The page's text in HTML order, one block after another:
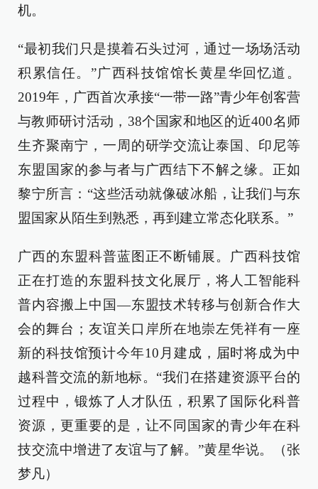
机。
“最初我们只是摸着石头过河，通过一场场活动
积累信任。”广西科技馆馆长黄星华回忆道。
2019年，广西首次承接“一带一路”青少年创客营
与教师研讨活动，38个国家和地区的近400名师
生齐聚南宁，一周的研学交流让泰国、印尼等
东盟国家的参与者与广西结下不解之缘。正如
黎宁所言：“这些活动就像破冰船，让我们与东
盟国家从陌生到熟悉，再到建立常态化联系。”
广西的东盟科普蓝图正不断铺展。广西科技馆
正在打造的东盟科技文化展厅，将人工智能科
普内容搬上中国—东盟技术转移与创新合作大
会的舞台；友谊关口岸所在地崇左凭祥有一座
新的科技馆预计今年10月建成，届时将成为中
越科普交流的新地标。“我们在搭建资源平台的
过程中，锻炼了人才队伍，积累了国际化科普
资源，更重要的是，让不同国家的青少年在科
技交流中增进了友谊与了解。”黄星华说。（张
梦凡）